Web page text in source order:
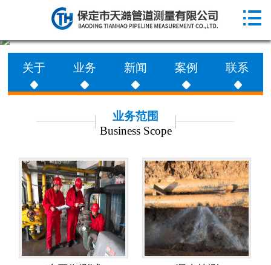
 网站首页
走进天澔
业务范围
联系天澔

关于 业务 新闻 案例 联系
业务范围
Business Scope